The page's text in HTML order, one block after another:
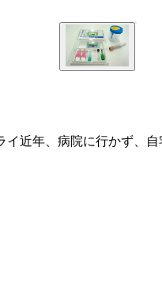
近年、病院に行かず、